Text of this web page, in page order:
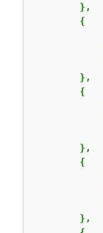
        },
{
        },
{
        },
{
        },